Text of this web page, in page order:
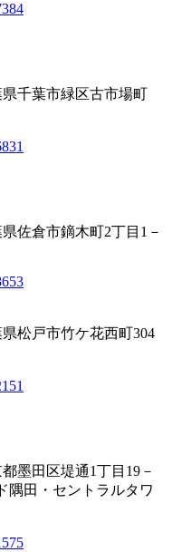
千葉市緑区古市場町
佐倉市鏑木町2丁目1－
松戸市竹ケ花西町304
墨田区堤通1丁目19－
田・セントラルタワ